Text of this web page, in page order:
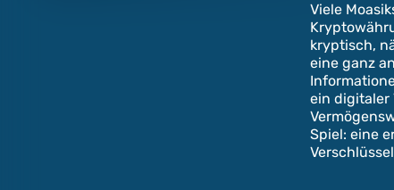
Viele
kryptisch,
eine ganz
ein digitaler
Spiel: eine